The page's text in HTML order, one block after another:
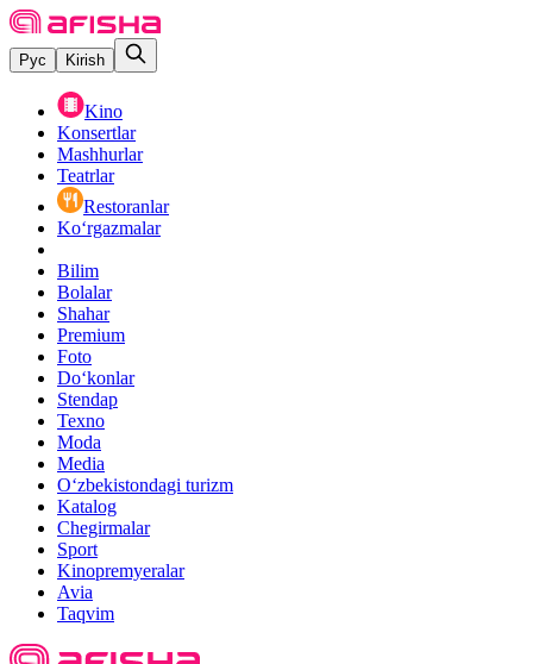
Рус Kirish
Kino
Konsertlar
Mashhurlar
Teatrlar
Restoranlar
Ko‘rgazmalar
Bilim
Bolalar
Shahar
Premium
Foto
Do‘konlar
Stendap
Texno
Moda
Media
O‘zbekistondagi turizm
Katalog
Chegirmalar
Sport
Kinopremyeralar
Avia
Taqvim